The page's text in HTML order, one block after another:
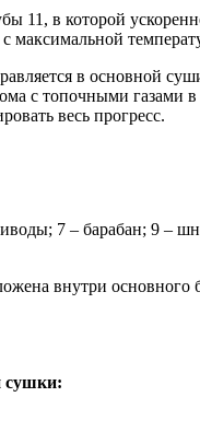
11, в которой
максимальной
в основной
с топочными газами
весь прогресс.
7 – барабан; 9 –
внутри
сушки: